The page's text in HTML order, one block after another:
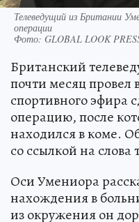
Телеведущий из Британии
операции
Фото: GLOBAL LOOK
Британский
почти месяц провел
спортивного эфира
операцию, после
находился в коме.
со ссылкой на слова
Оси Умениора
нахождения в
из окружения он